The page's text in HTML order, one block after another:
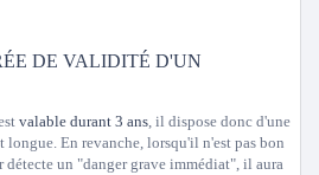
DE VALIDITÉ D'UN
valable durant 3 ans, il dispose donc d'une
En revanche, lorsqu'il n'est pas bon
un "danger grave immédiat", il aura